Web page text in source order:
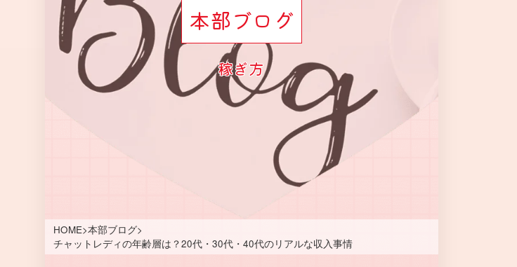
本部ブログ
稼ぎ方
HOME>本部ブログ>
チャットレディの年齢層は？20代・30代・40代のリアルな収入事情